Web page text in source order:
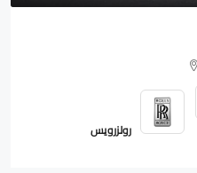
رولزرويس